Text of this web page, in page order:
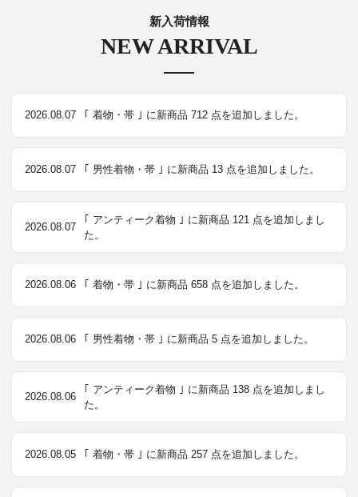
NEW ARRIVAL
新入荷情報
2026.08.07 ｢ 着物・帯 ｣ に新商品 712 点を追加しました。
2026.08.07 ｢ 男性着物・帯 ｣ に新商品 13 点を追加しました。
2026.08.07
｢ アンティーク着物 ｣ に新商品 121 点を追加しまし
た。
2026.08.06 ｢ 着物・帯 ｣ に新商品 658 点を追加しました。
2026.08.06 ｢ 男性着物・帯 ｣ に新商品 5 点を追加しました。
2026.08.06
｢ アンティーク着物 ｣ に新商品 138 点を追加しまし
た。
2026.08.05 ｢ 着物・帯 ｣ に新商品 257 点を追加しました。